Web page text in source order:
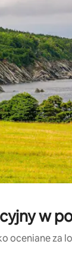
w
oceniane za